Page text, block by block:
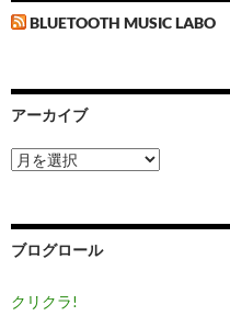
BLUETOOTH MUSIC LABO
アーカイブ
ア
ー
ブ
ブログロール
クリクラ!